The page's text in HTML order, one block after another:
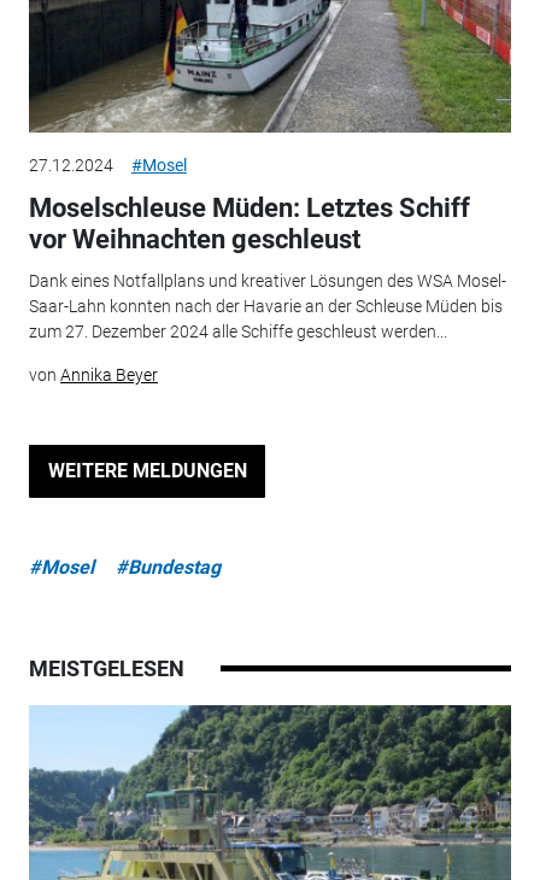
27.12.2024 #Mosel
Moselschleuse Müden: Letztes Schiff
vor Weihnachten geschleust
Dank eines Notfallplans und kreativer Lösungen des WSA Mosel-
Saar-Lahn konnten nach der Havarie an der Schleuse Müden bis
zum 27. Dezember 2024 alle Schiffe geschleust werden...
von Annika Beyer
WEITERE MELDUNGEN
#Mosel #Bundestag
MEISTGELESEN